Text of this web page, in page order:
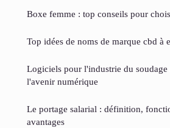
Boxe femme : top conseils pour
Top idées de noms de marque cbd à
Logiciels pour l'industrie du soudage
l'avenir numérique
Le portage salarial : définition,
avantages